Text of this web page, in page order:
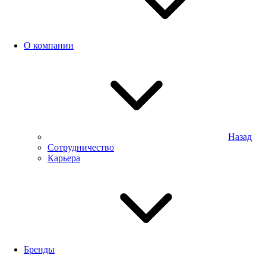
О компании
Назад
Сотрудничество
Карьера
Бренды